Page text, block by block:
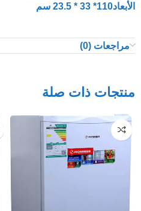
الأبعاد110* 33 * 23.5 سم
مراجعات (0)
منتجات ذات صلة